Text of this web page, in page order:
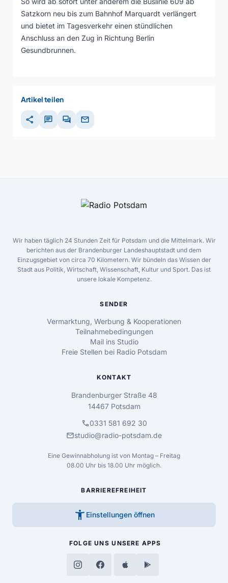
Satzkorn neu bis zum Bahnhof Marquardt verlängert
und bietet im Tagesverkehr einen stündlichen
Anschluss an den Zug in Richtung Berlin
Gesundbrunnen.
Artikel teilen
share chat forum mail
Wir haben täglich 24 Stunden Zeit für Potsdam und die Mittelmark. Wir
berichten aus der Brandenburger Landeshauptstadt und dem
Einzugsgebiet von circa 70 Kilometern. Wir bündeln das Wissen der
Stadt aus Politik, Wirtschaft, Wissenschaft, Kultur und Sport. Das ist
unsere lokale Kompetenz.
SENDER
Vermarktung, Werbung & Kooperationen
Teilnahmebedingungen
Mail ins Studio
Freie Stellen bei Radio Potsdam
KONTAKT
Brandenburger Straße 48
14467 Potsdam
call0331 581 692 30
mailstudio@radio-potsdam.de
Eine Gewinnabholung ist von Montag – Freitag
08.00 Uhr bis 18.00 Uhr möglich.
BARRIEREFREIHEIT
accessibility_new Einstellungen öffnen
FOLGE UNS UNSERE APPS